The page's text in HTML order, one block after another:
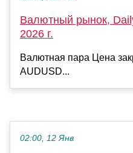
Валютный рынок,
2026 г.
Валютная пара Цена
AUDUSD...
02:00, 12 Янв